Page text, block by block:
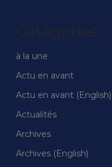
Catégories
à la une
Actu en avant
Actu en avant (English)
Actualités
Archives
Archives (English)